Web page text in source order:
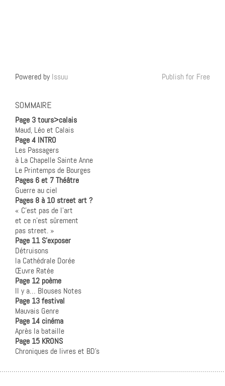
Powered byIssuu Publish for Free
SOMMAIRE
Page 3 tours>calais
Maud, Léo et Calais
Page 4 INTRO
Les Passagers
à La Chapelle Sainte Anne
Le Printemps de Bourges
Pages 6 et 7 Théâtre
Guerre au ciel
Pages 8 à 10 street art ?
« C’est pas de l’art
et ce n’est sûrement
pas street. »
Page 11 S’exposer
Détruisons
la Cathédrale Dorée
Œuvre Ratée
Page 12 poème
Il y a… Blouses Notes
Page 13 festival
Mauvais Genre
Page 14 cinéma
Après la bataille
Page 15 KRONS
Chroniques de livres et BD’s